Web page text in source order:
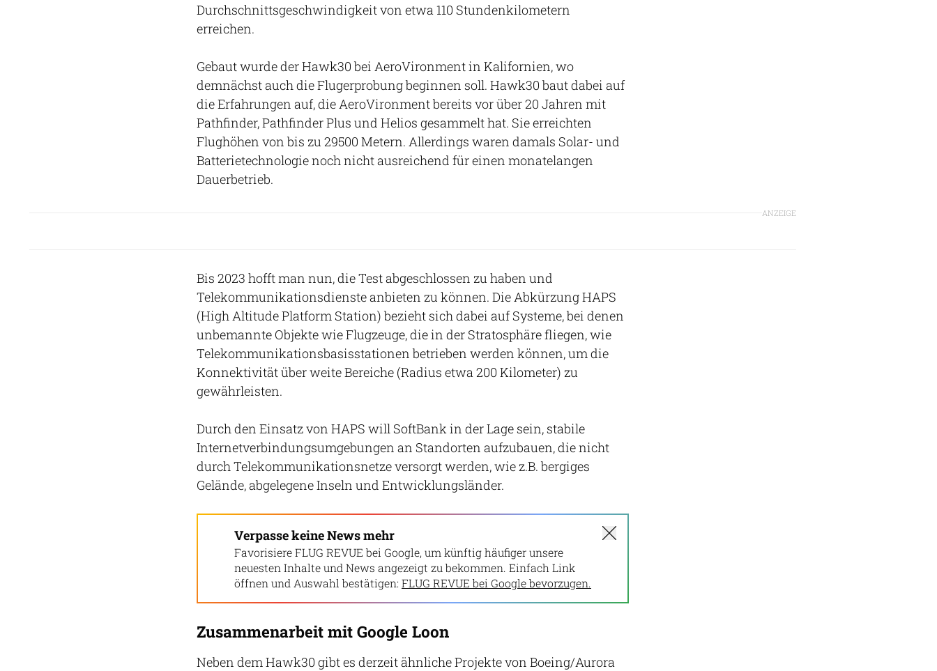
Durchschnittsgeschwindigkeit von etwa 110 Stundenkilometern
erreichen.
Gebaut wurde der Hawk30 bei AeroVironment in Kalifornien, wo
demnächst auch die Flugerprobung beginnen soll. Hawk30 baut dabei auf
die Erfahrungen auf, die AeroVironment bereits vor über 20 Jahren mit
Pathfinder, Pathfinder Plus und Helios gesammelt hat. Sie erreichten
Flughöhen von bis zu 29500 Metern. Allerdings waren damals Solar- und
Batterietechnologie noch nicht ausreichend für einen monatelangen
Dauerbetrieb.
ANZEIGE
Bis 2023 hofft man nun, die Test abgeschlossen zu haben und
Telekommunikationsdienste anbieten zu können. Die Abkürzung HAPS
(High Altitude Platform Station) bezieht sich dabei auf Systeme, bei denen
unbemannte Objekte wie Flugzeuge, die in der Stratosphäre fliegen, wie
Telekommunikationsbasisstationen betrieben werden können, um die
Konnektivität über weite Bereiche (Radius etwa 200 Kilometer) zu
gewährleisten.
Durch den Einsatz von HAPS will SoftBank in der Lage sein, stabile
Internetverbindungsumgebungen an Standorten aufzubauen, die nicht
durch Telekommunikationsnetze versorgt werden, wie z.B. bergiges
Gelände, abgelegene Inseln und Entwicklungsländer.
Verpasse keine News mehr
Favorisiere FLUG REVUE bei Google, um künftig häufiger unsere
neuesten Inhalte und News angezeigt zu bekommen. Einfach Link
öffnen und Auswahl bestätigen: FLUG REVUE bei Google bevorzugen.
Zusammenarbeit mit Google Loon
Neben dem Hawk30 gibt es derzeit ähnliche Projekte von Boeing/Aurora